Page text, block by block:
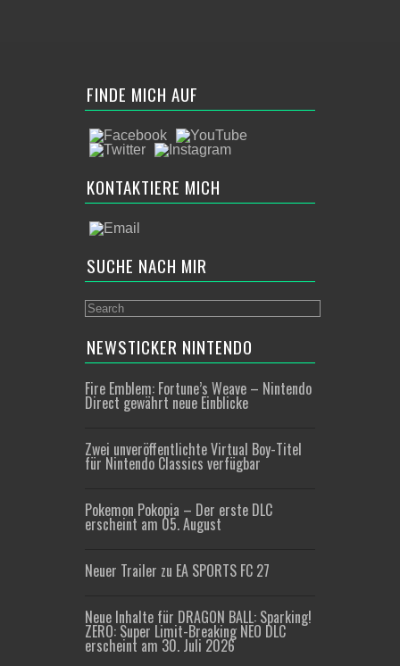
FINDE MICH AUF
KONTAKTIERE MICH
SUCHE NACH MIR
NEWSTICKER NINTENDO
Fire Emblem: Fortune’s Weave – Nintendo
Direct gewährt neue Einblicke
Zwei unveröffentlichte Virtual Boy-Titel
für Nintendo Classics verfügbar
Pokemon Pokopia – Der erste DLC
erscheint am 05. August
Neuer Trailer zu EA SPORTS FC 27
Neue Inhalte für DRAGON BALL: Sparking!
ZERO: Super Limit-Breaking NEO DLC
erscheint am 30. Juli 2026